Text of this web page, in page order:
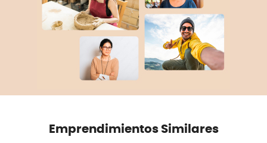
Emprendimientos Similares